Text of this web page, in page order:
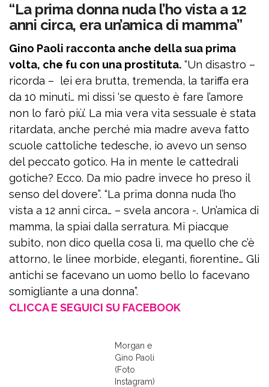
“La prima donna nuda l’ho vista a 12
anni circa, era un’amica di mamma”
Gino Paoli racconta anche della sua prima
volta, che fu con una prostituta. “Un disastro –
ricorda – lei era brutta, tremenda, la tariffa era
da 10 minuti… mi dissi ‘se questo è fare l’amore
non lo farò più’. La mia vera vita sessuale è stata
ritardata, anche perché mia madre aveva fatto
scuole cattoliche tedesche, io avevo un senso
del peccato gotico. Ha in mente le cattedrali
gotiche? Ecco. Da mio padre invece ho preso il
senso del dovere”. “La prima donna nuda l’ho
vista a 12 anni circa… – svela ancora -. Un’amica di
mamma, la spiai dalla serratura. Mi piacque
subito, non dico quella cosa lì, ma quello che c’è
attorno, le linee morbide, eleganti, fiorentine… Gli
antichi se facevano un uomo bello lo facevano
somigliante a una donna”.
CLICCA E SEGUICI SU FACEBOOK
Morgan e
Gino Paoli
(Foto
Instagram)